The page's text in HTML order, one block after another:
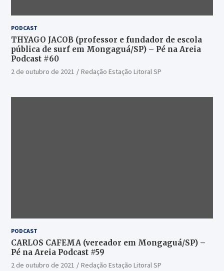
PODCAST
THYAGO JACOB (professor e fundador de escola
pública de surf em Mongaguá/SP) – Pé na Areia
Podcast #60
2 de outubro de 2021 Redação Estação Litoral SP
PODCAST
CARLOS CAFEMA (vereador em Mongaguá/SP) –
Pé na Areia Podcast #59
2 de outubro de 2021 Redação Estação Litoral SP